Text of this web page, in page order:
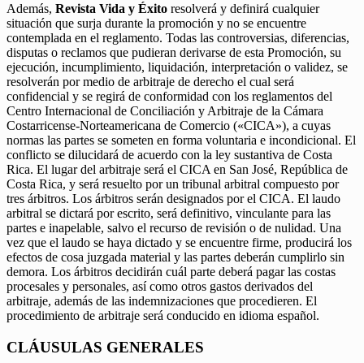
Además, Revista Vida y Éxito resolverá y definirá cualquier
situación que surja durante la promoción y no se encuentre
contemplada en el reglamento. Todas las controversias, diferencias,
disputas o reclamos que pudieran derivarse de esta Promoción, su
ejecución, incumplimiento, liquidación, interpretación o validez, se
resolverán por medio de arbitraje de derecho el cual será
confidencial y se regirá de conformidad con los reglamentos del
Centro Internacional de Conciliación y Arbitraje de la Cámara
Costarricense-Norteamericana de Comercio («CICA»), a cuyas
normas las partes se someten en forma voluntaria e incondicional. El
conflicto se dilucidará de acuerdo con la ley sustantiva de Costa
Rica. El lugar del arbitraje será el CICA en San José, República de
Costa Rica, y será resuelto por un tribunal arbitral compuesto por
tres árbitros. Los árbitros serán designados por el CICA. El laudo
arbitral se dictará por escrito, será definitivo, vinculante para las
partes e inapelable, salvo el recurso de revisión o de nulidad. Una
vez que el laudo se haya dictado y se encuentre firme, producirá los
efectos de cosa juzgada material y las partes deberán cumplirlo sin
demora. Los árbitros decidirán cuál parte deberá pagar las costas
procesales y personales, así como otros gastos derivados del
arbitraje, además de las indemnizaciones que procedieren. El
procedimiento de arbitraje será conducido en idioma español.
CLÁUSULAS GENERALES